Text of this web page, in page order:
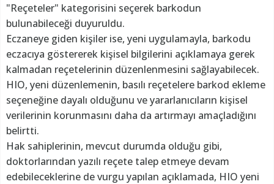
"Reçeteler" kategorisini seçerek barkodun
bulunabileceği duyuruldu.
Eczaneye giden kişiler ise, yeni uygulamayla, barkodu
eczacıya göstererek kişisel bilgilerini açıklamaya gerek
kalmadan reçetelerinin düzenlenmesini sağlayabilecek.
HIO, yeni düzenlemenin, basılı reçetelere barkod ekleme
seçeneğine dayalı olduğunu ve yararlanıcıların kişisel
verilerinin korunmasını daha da artırmayı amaçladığını
belirtti.
Hak sahiplerinin, mevcut durumda olduğu gibi,
doktorlarından yazılı reçete talep etmeye devam
edebileceklerine de vurgu yapılan açıklamada, HIO yeni